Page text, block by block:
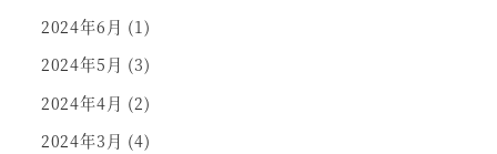
2024年6月 (1)
2024年5月 (3)
2024年4月 (2)
2024年3月 (4)